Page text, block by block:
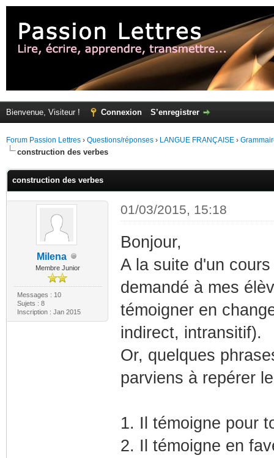
Bienvenue, Visiteur ! Connexion S’enregistrer
Forum Passion Lettres › Questions/réponses › LANGUE FRANÇAISE ›
construction des verbes
construction des verbes
Milena
Membre Junior
Messages : 10
Sujets : 8
Inscription : Jan 2015
01/03/2015, 15:18
Bonjour,
A la suite d'un
demandé à mes
témoigner en
indirect, intransitif).
Or, quelques
parviens à repérer
1. Il témoigne pour
2. Il témoigne en